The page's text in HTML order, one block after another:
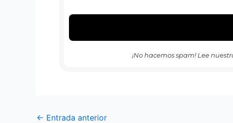
¡No hacemos spam! Lee
← Entrada anterior